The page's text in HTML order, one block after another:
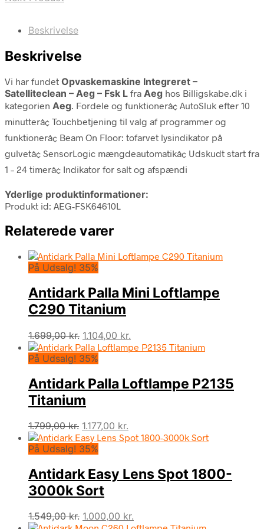
Beskrivelse
Beskrivelse
Vi har fundet Opvaskemaskine Integreret –
Satelliteclean – Aeg – Fsk L fra Aeg hos Billigskabe.dk i
kategorien Aeg. Fordele og funktionerâ¢ AutoSluk efter 10
minutterâ¢ Touchbetjening til valg af programmer og
funktionerâ¢ Beam On Floor: tofarvet lysindikator på
gulvetâ¢ SensorLogic mængdeautomatikâ¢ Udskudt start fra
1 – 24 timerâ¢ Indikator for salt og afspændi
Yderlige produktinformationer:
Produkt id: AEG-FSK64610L
Relaterede varer
På Udsalg! 35%
Antidark Palla Mini Loftlampe
C290 Titanium
1.699,00kr. Den
oprindelige
pris
1.699,00 kr..
1.104,00 kr.
aktuelle
1.104,00 kr..
På Udsalg! 35%
Antidark Palla Loftlampe P2135
Titanium
1.799,00kr. Den
oprindelige
pris
1.799,00 kr..
1.177,00 kr.
aktuelle
1.177,00 kr..
På Udsalg! 35%
Antidark Easy Lens Spot 1800-
3000k Sort
1.549,00kr. Den
1.000,00 kr.